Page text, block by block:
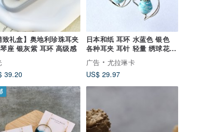
致礼盒】奥地利珍珠耳夹
座 银灰紫 耳环 高级感
39.20
日本和纸 耳环 水蓝色 银色
各种耳夹 耳针 轻量 绣球花
日本手工
广告
尤拉琳卡
US$ 29.97